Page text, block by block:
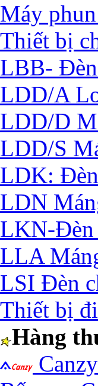
Máy
Thiết bị
LBB- Đèn
LDD/A
LDD/D
LDD/S
LDK:
LDN
LKN-Đèn
LLA
LSI Đèn
Thiết bị
Hàng
Canzy